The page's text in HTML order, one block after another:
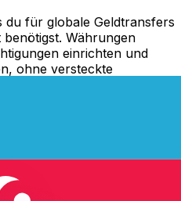
du für globale Geldtransfers
Währungen
einrichten und
ohne versteckte